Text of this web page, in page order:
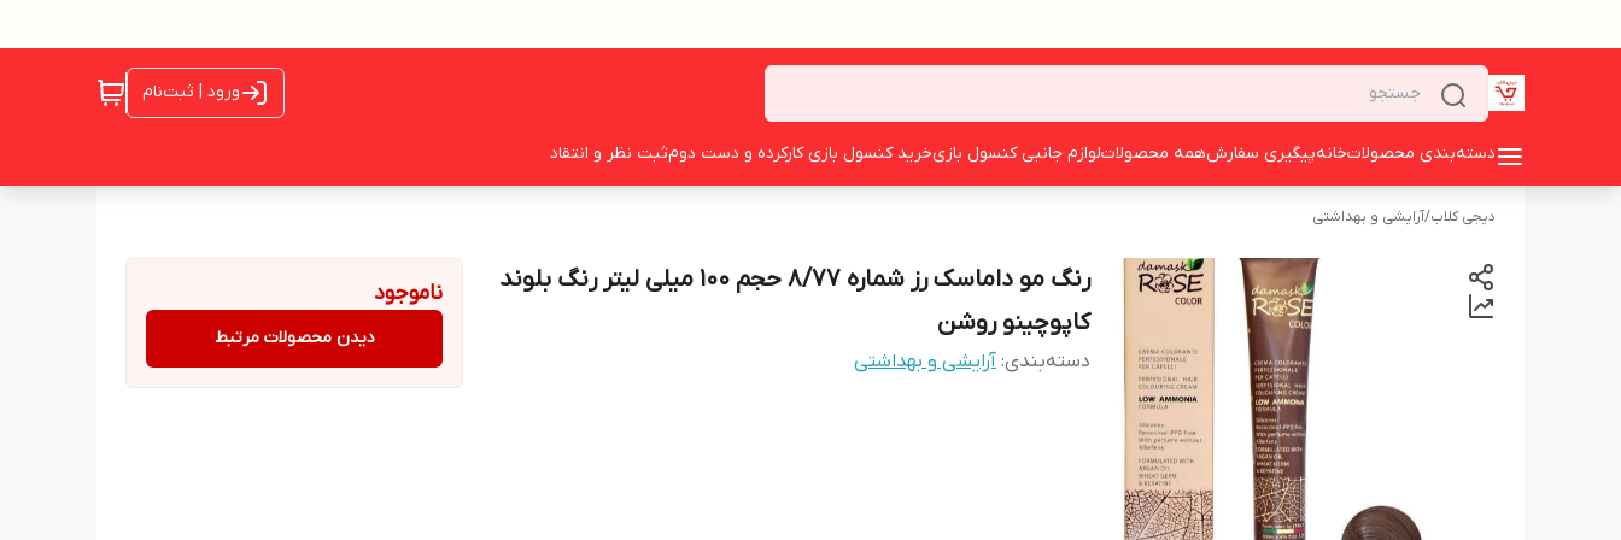
ورود | ثبت‌نام
دسته‌بندی محصولاتخانهپیگیری سفارشهمه محصولاتلوازم جانبی کنسول بازیخرید کنسول بازی کارکرده و دست دومثبت نظر و انتقاد
دیجی کلاب/آرایشی و بهداشتی
رنگ مو داماسک رز شماره 8/77 حجم 100 میلی لیتر رنگ بلوند
کاپوچینو روشن
دسته‌بندی: آرایشی و بهداشتی
ناموجود
دیدن محصولات مرتبط